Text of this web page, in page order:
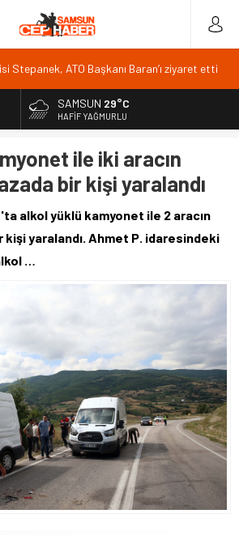
Stepanek, ATO Başkanı Baran’ı ziyaret etti
şantiye sahasına saldırı: 12 ölü
fındık serimine sıkı denetim
İŞKUR 7 ayda 848 bin kişiyi işe yerleştirdi
SAMSUN 29°C
HAFIF YAĞMURLU
ile iki aracın
bir kişi yaralandı
alkol yüklü kamyonet ile 2 aracın
kişi yaralandı. Ahmet P. idaresindeki
…